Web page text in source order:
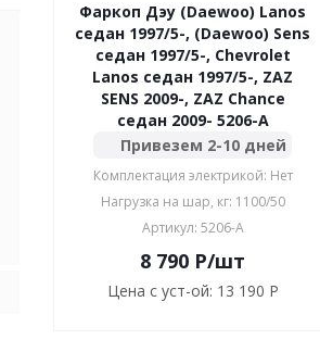
Фаркоп Дэу (Daewoo) Lanos
седан 1997/5-, (Daewoo) Sens
седан 1997/5-, Chevrolet
Lanos седан 1997/5-, ZAZ
SENS 2009-, ZAZ Chance
седан 2009- 5206-A
Привезем 2-10 дней
Комплектация электрикой: Нет
Нагрузка на шар, кг: 1100/50
Артикул: 5206-A
8 790 P/шт
Цена с уст-ой: 13 190 P